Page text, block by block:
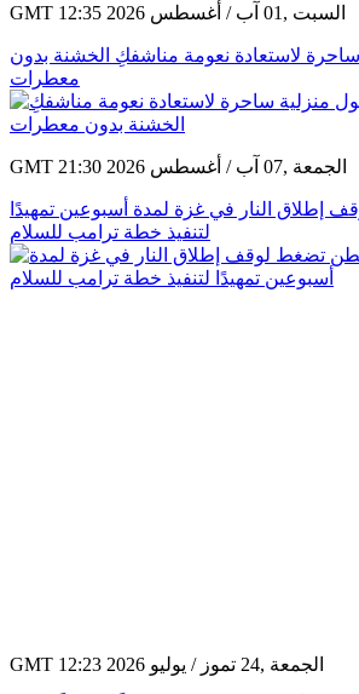
GMT 12:35 2026 السبت ,01 آب / أغسطس
لاستعادة نعومة مناشفكِ الخشنة بدون
معطرات
GMT 21:30 2026 الجمعة ,07 آب / أغسطس
إطلاق النار في غزة لمدة أسبوعين تمهيدًا
لتنفيذ خطة ترامب للسلام
GMT 12:23 2026 الجمعة ,24 تموز / يوليو